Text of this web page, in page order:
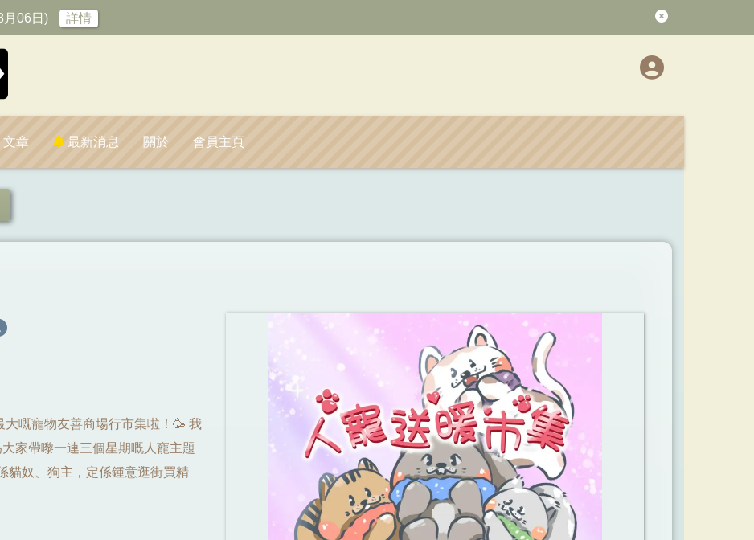
月06日) 詳情
文章 最新消息 關於 會員主頁
嘅寵物友善商場行市集啦！🥳 我
家帶嚟一連三個星期嘅人寵主題
貓奴、狗主，定係鍾意逛街買精